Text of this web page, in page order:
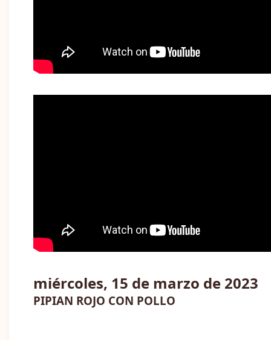
miércoles, 15 de marzo de 2023
PIPIAN ROJO CON POLLO